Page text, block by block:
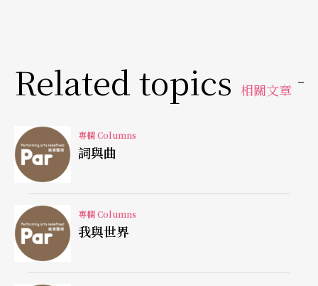
小心！小心膝蓋！turn out！再打開，不急，不
急……」那第一套動作做得令人心驚膽跳，接著下
來的一樣，完全不聽使喚，抖得嚇人。我的心理喊
話一路沒停，一面鼓勵自己要緊遵老師以往的教
誨，動作要正確，一面為完全不聽使喚的身體提心
吊膽。一堂天人交戰的舞蹈課，分分秒秒地經過，
上完課我已是大汗淋漓，地上都是水，整個人將近
虛脫。
Related topics 相關文章
專欄 Columns
詞與曲
專欄 Columns
我與世界